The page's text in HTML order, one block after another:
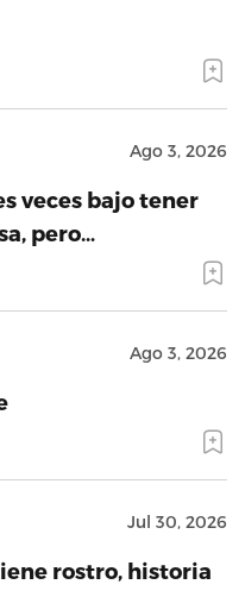
Ago 3, 2026
veces bajo tener
pero…
Ago 3, 2026
Jul 30, 2026
rostro, historia